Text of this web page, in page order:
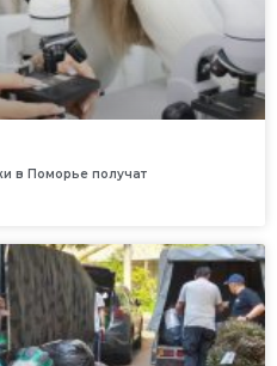
в Поморье получат